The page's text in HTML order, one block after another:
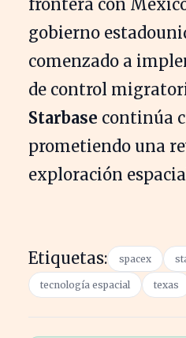
frontera con
gobierno
comenzado a
de control
Starbase continúa
prometiendo una
exploración
Etiquetas: spacex
tecnología espacial texas